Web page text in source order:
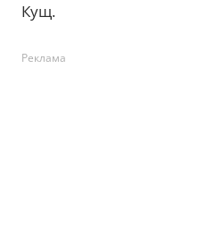
Кущ.
Реклама